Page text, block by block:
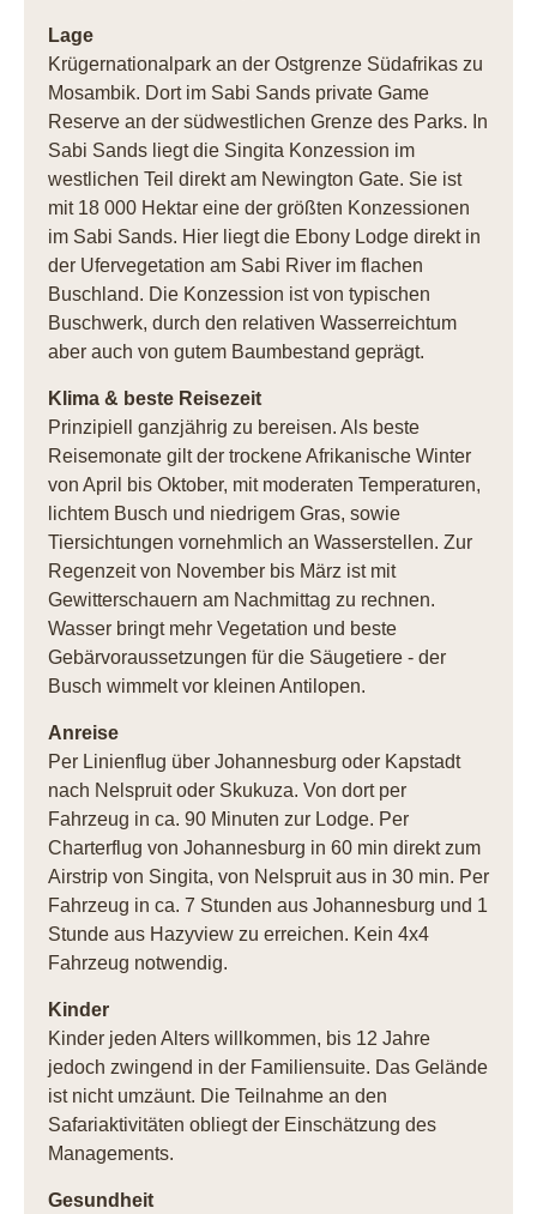
Lage
Krügernationalpark an der Ostgrenze Südafrikas zu
Mosambik. Dort im Sabi Sands private Game
Reserve an der südwestlichen Grenze des Parks. In
Sabi Sands liegt die Singita Konzession im
westlichen Teil direkt am Newington Gate. Sie ist
mit 18 000 Hektar eine der größten Konzessionen
im Sabi Sands. Hier liegt die Ebony Lodge direkt in
der Ufervegetation am Sabi River im flachen
Buschland. Die Konzession ist von typischen
Buschwerk, durch den relativen Wasserreichtum
aber auch von gutem Baumbestand geprägt.
Klima & beste Reisezeit
Prinzipiell ganzjährig zu bereisen. Als beste
Reisemonate gilt der trockene Afrikanische Winter
von April bis Oktober, mit moderaten Temperaturen,
lichtem Busch und niedrigem Gras, sowie
Tiersichtungen vornehmlich an Wasserstellen. Zur
Regenzeit von November bis März ist mit
Gewitterschauern am Nachmittag zu rechnen.
Wasser bringt mehr Vegetation und beste
Gebärvoraussetzungen für die Säugetiere - der
Busch wimmelt vor kleinen Antilopen.
Anreise
Per Linienflug über Johannesburg oder Kapstadt
nach Nelspruit oder Skukuza. Von dort per
Fahrzeug in ca. 90 Minuten zur Lodge. Per
Charterflug von Johannesburg in 60 min direkt zum
Airstrip von Singita, von Nelspruit aus in 30 min. Per
Fahrzeug in ca. 7 Stunden aus Johannesburg und 1
Stunde aus Hazyview zu erreichen. Kein 4x4
Fahrzeug notwendig.
Kinder
Kinder jeden Alters willkommen, bis 12 Jahre
jedoch zwingend in der Familiensuite. Das Gelände
ist nicht umzäunt. Die Teilnahme an den
Safariaktivitäten obliegt der Einschätzung des
Managements.
Gesundheit